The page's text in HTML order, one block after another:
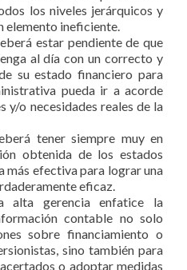
los niveles jerárquicos y
elemento ineficiente.
estar pendiente de que
al día con un correcto y
su estado financiero para
pueda ir a acorde
y/o necesidades reales de la
tener siempre muy en
obtenida de los estados
más efectiva para lograr una
eficaz.
alta gerencia enfatice la
contable no solo
sobre financiamiento o
sino también para
o adoptar medidas